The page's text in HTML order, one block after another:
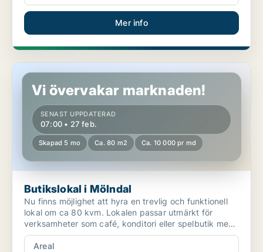
Mer info
Butikslokal i Mölndal
Vi övervakar marknaden!
SENAST UPPDATERAD
07:00 • 27 feb.
Skapad 5 mo Ca. 80 m2 Ca. 10 000 pr md
Butikslokal i Mölndal
Nu finns möjlighet att hyra en trevlig och funktionell
lokal om ca 80 kvm. Lokalen passar utmärkt för
verksamheter som café, konditori eller spelbutik men
äv...
Areal